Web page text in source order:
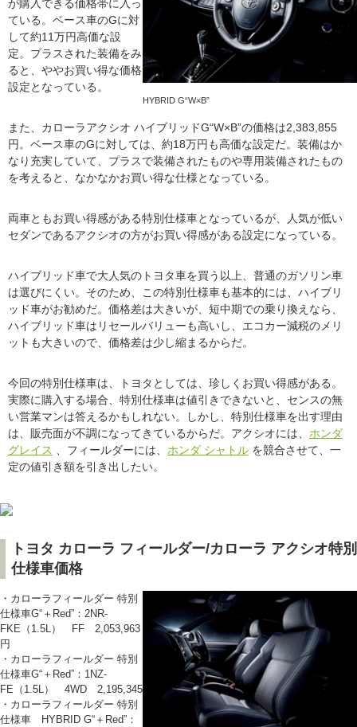
HYBRID G“W×B”
が購入できる価格帯に入っ
ている。ベース車のGに対
して約11万円高価な設
定。プラスされた装備をみ
ると、ややお買い得な価格
設定となっている。
また、カローラアクシオ ハイブリッドG“W×B”の価格は2,383,855
円。ベース車のGに対しては、約18万円も高価な設定だ。装備はか
なり充実していて、プラスで装備されたものや専用装備されたもの
を考えると、なかなかお買い得な仕様となっている。
両車ともお買い得感がある特別仕様車となっているが、人気が低い
セダンであるアクシオの方がお買い得感がある設定になっている。
ハイブリッド車で大人気のトヨタ車を買う以上、普通のガソリン車
は選びにくい。そのため、この特別仕様車も基本的には、ハイブリ
ッド車がお勧めだ。価格差は大きいが、短中期での乗り換えなら、
ハイブリッド車はリセールバリューも高いし、エコカー減税のメリ
ットも大きいので、価格差は少し縮まるからだ。
今回の特別仕様車は、トヨタとしては、珍しくお買い得感がある。
実際に購入する場合、特別仕様車は値引きできないと、センスの無
い営業マンは答えるかもしれない。しかし、特別仕様車を出す理由
は、販売面が不調になってきているからだ。アクシオには、 ホンダ
グレイス 、フィールダーには、 ホンダ シャトル を競合させて、一
定の値引き額を引き出したい。
トヨタ カローラ フィールダー/カローラ アクシオ特別
仕様車価格
・カローラフィールダー 特別
仕様車G“＋Red”：2NR-
FKE（1.5L） FF 2,053,963
円
・カローラフィールダー 特別
仕様車G“＋Red”：1NZ-
FE（1.5L） 4WD 2,195,345
・カローラフィールダー 特別
仕様車 HYBRID G“＋Red”：